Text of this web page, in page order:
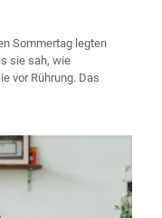
Sommertag legten
sie sah, wie
vor Rührung. Das